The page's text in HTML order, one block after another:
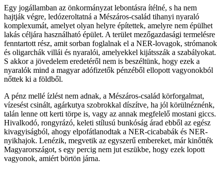
Egy jogállamban az önkormányzat lebontásra ítélné, s ha nem
hajtják végre, ledózeroltatná a Mészáros-család tihanyi nyaraló
komplexumát, amelyet olyan helyre építettek, amelyre nem épülhet
lakás céljára használható épület. A terület mezőgazdasági termelésre
fenntartott rész, amit sorban foglalnak el a NER-lovagok, strómanok
és oligarchák villái és nyaralói, amelyekkel kijátsszák a szabályokat.
S akkor a jövedelem eredetéről nem is beszéltünk, hogy ezek a
nyaralók mind a magyar adófizetők pénzéből ellopott vagyonokból
nőttek ki a földből.
A pénz mellé ízlést nem adnak, a Mészáros-család körforgalmat,
vízesést csinált, agárkutya szobrokkal díszítve, ha jól körülnéznénk,
talán lenne ott kerti törpe is, vagy az annak megfelelő mostani giccs.
Hivalkodó, rongyrázó, keleti stílusú bunkóság árad ebből az egész
kivagyiságból, ahogy elpofátlanodtak a NER-cicababák és NER-
nyikhajok. Lenézik, megvetik az egyszerű embereket, már kinőtték
Magyarországot, s egy percig nem jut eszükbe, hogy ezek lopott
vagyonok, amiért börtön járna.